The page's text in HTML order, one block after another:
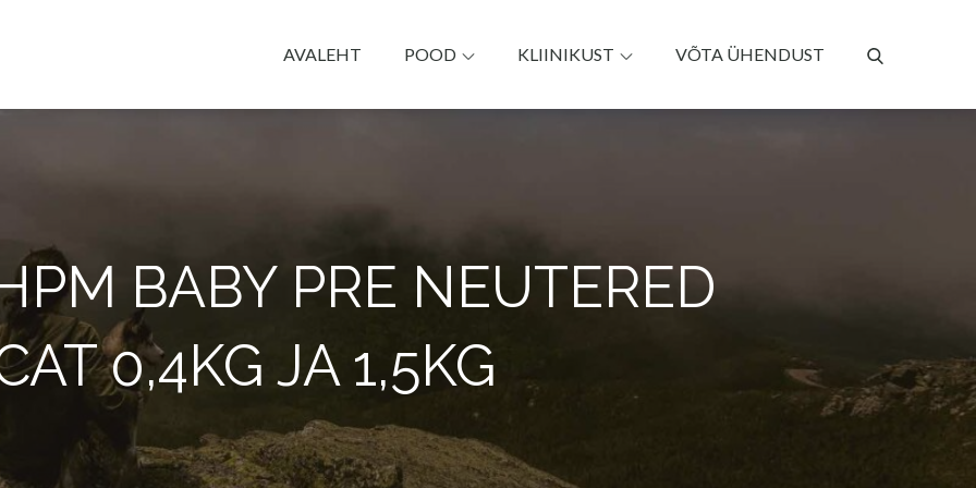
AVALEHT POOD KLIINIKUST VÕTA ÜHENDUST
BABY PRE NEUTERED
0,4KG JA 1,5KG